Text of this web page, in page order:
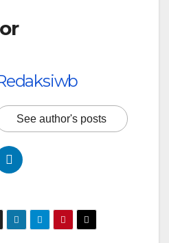
See author's posts